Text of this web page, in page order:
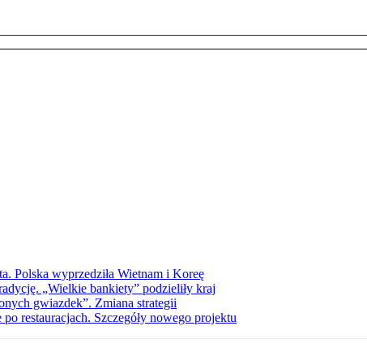
Polska wyprzedziła Wietnam i Koreę
„Wielkie bankiety” podzieliły kraj
gwiazdek”. Zmiana strategii
restauracjach. Szczegóły nowego projektu